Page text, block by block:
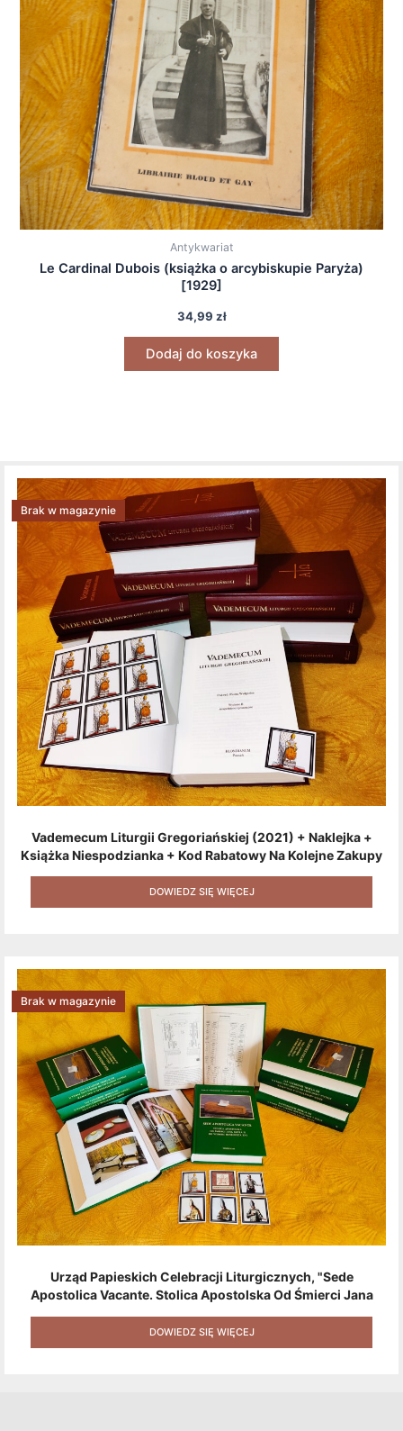
Antykwariat
Le Cardinal Dubois (książka o arcybiskupie Paryża)
[1929]
34,99 zł
Dodaj do koszyka
Vademecum Liturgii Gregoriańskiej (2021) + Naklejka +
Książka Niespodzianka + Kod Rabatowy Na Kolejne Zakupy
+ Gratis (książka W Formacie Elektronicznym) [zestaw 3
Produktów + Kod Rabatowy + Gratis]
Brak w magazynie
DOWIEDZ SIĘ WIĘCEJ
Urząd Papieskich Celebracji Liturgicznych, "Sede
Apostolica Vacante. Stolica Apostolska Od Śmierci Jana
Naklejek + Książka Niespodzianka + Kod Rabatowy Na
Kolejne Zakupy
Brak w magazynie
DOWIEDZ SIĘ WIĘCEJ